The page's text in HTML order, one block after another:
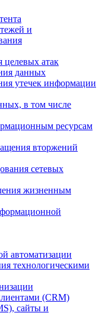
и
целевых атак
данных
утечек информации
в том числе
ресурсам
вторжений
сетевых
жизненным
автоматизации
технологическими
(CRM)
сайты и